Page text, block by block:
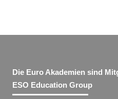
Die Euro Akademien sind
ESO Education Group